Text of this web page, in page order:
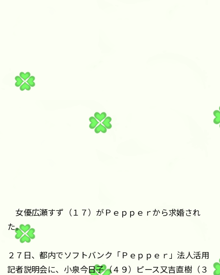
女優広瀬すず（１７）がＰｅｐｐｅｒから求婚され
た。
２７日、都内でソフトバンク「Ｐｅｐｐｅｒ」法人活用
記者説明会に、小泉今日子（４９）ピース又吉直樹（３